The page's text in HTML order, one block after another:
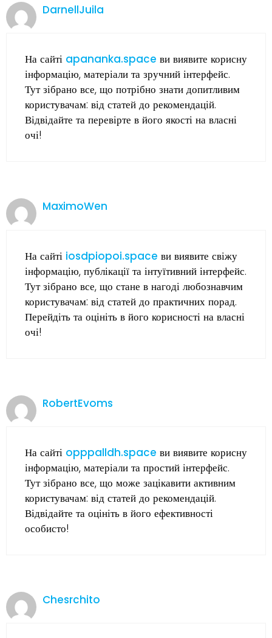
DarnellJuila
На сайті apananka.space ви виявите корисну
інформацію, матеріали та зручний інтерфейс.
Тут зібрано все, що потрібно знати допитливим
користувачам: від статей до рекомендацій.
Відвідайте та перевірте в його якості на власні
очі!
MaximoWen
На сайті iosdpiopoi.space ви виявите свіжу
інформацію, публікації та інтуїтивний інтерфейс.
Тут зібрано все, що стане в нагоді любознавчим
користувачам: від статей до практичних порад.
Перейдіть та оцініть в його корисності на власні
очі!
RobertEvoms
На сайті opppalldh.space ви виявите корисну
інформацію, матеріали та простий інтерфейс.
Тут зібрано все, що може зацікавити активним
користувачам: від статей до рекомендацій.
Відвідайте та оцініть в його ефективності
особисто!
Chesrchito